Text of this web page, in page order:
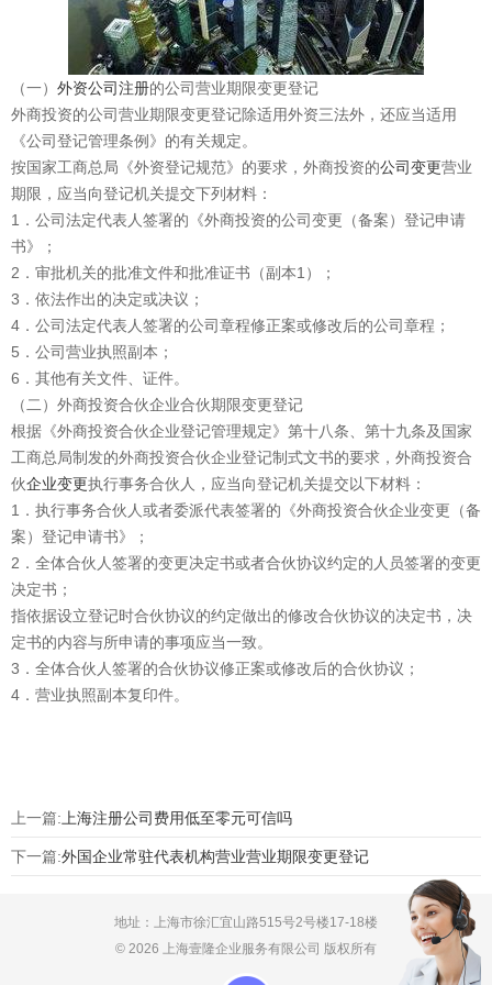
（一） 外资公司注册的公司营业期限变更登记
外商投资的公司营业期限变更登记除适用外资三法外，还应当适用
《公司登记管理条例》的有关规定。
按国家工商总局《外资登记规范》的要求，外商投资的公司变更营业
期限，应当向登记机关提交下列材料：
1．公司法定代表人签署的《外商投资的公司变更（备案）登记申请
书》；
2．审批机关的批准文件和批准证书（副本1）；
3．依法作出的决定或决议；
4．公司法定代表人签署的公司章程修正案或修改后的公司章程；
5．公司营业执照副本；
6．其他有关文件、证件。
（二）外商投资合伙企业合伙期限变更登记
根据《外商投资合伙企业登记管理规定》第十八条、第十九条及国家
工商总局制发的外商投资合伙企业登记制式文书的要求，外商投资合
伙企业变更执行事务合伙人，应当向登记机关提交以下材料：
1．执行事务合伙人或者委派代表签署的《外商投资合伙企业变更（备
案）登记申请书》；
2．全体合伙人签署的变更决定书或者合伙协议约定的人员签署的变更
决定书；
指依据设立登记时合伙协议的约定做出的修改合伙协议的决定书，决
定书的内容与所申请的事项应当一致。
3．全体合伙人签署的合伙协议修正案或修改后的合伙协议；
4．营业执照副本复印件。
上一篇: 上海注册公司费用低至零元可信吗
下一篇:外国企业常驻代表机构营业营业期限变更登记
地址：上海市徐汇宜山路515号2号楼17-18楼
© 2026 上海壹隆企业服务有限公司 版权所有